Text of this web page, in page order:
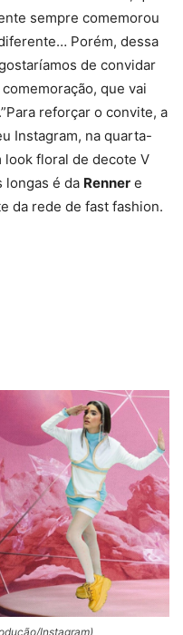
sempre comemorou
Porém, dessa
de convidar
que vai
reforçar o convite, a
Instagram, na quarta-
look floral de decote V
longas é da Renner e
da rede de fast fashion.
Instagram)